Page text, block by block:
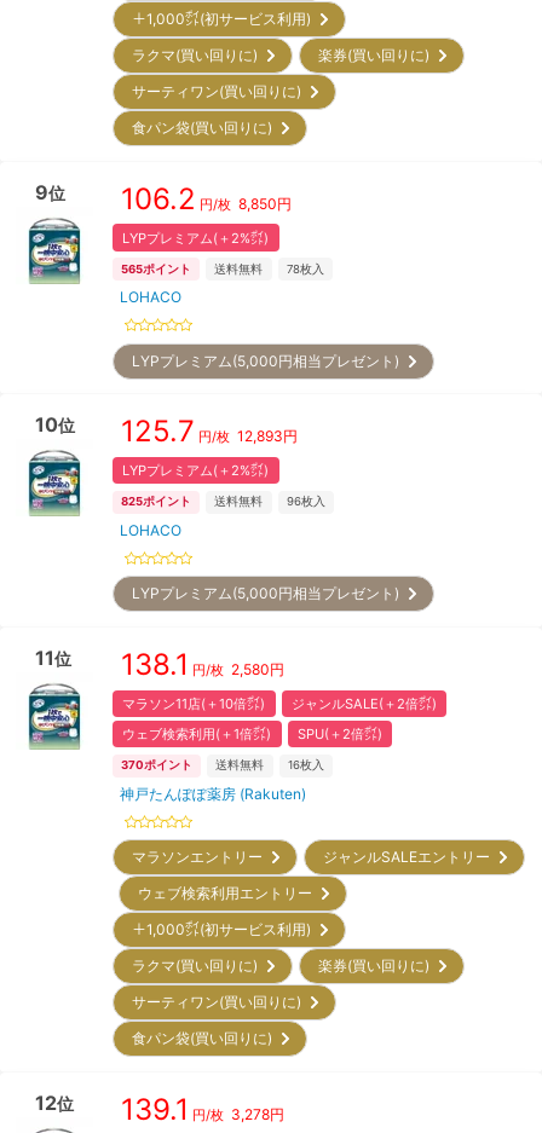
＋1,000㌽(初サービス利用)
ラクマ(買い回りに)
楽券(買い回りに)
サーティワン(買い回りに)
食パン袋(買い回りに)
9位 106.2 円/枚 8,850円
LYPプレミアム(＋2%㌽)
565ポイント 送料無料 78枚入
LOHACO
LYPプレミアム(5,000円相当プレゼント)
10位 125.7 円/枚 12,893円
LYPプレミアム(＋2%㌽)
825ポイント 送料無料 96枚入
LOHACO
LYPプレミアム(5,000円相当プレゼント)
11位 138.1 円/枚 2,580円
マラソン11店(＋10倍㌽)
ジャンルSALE(＋2倍㌽)
ウェブ検索利用(＋1倍㌽)
SPU(＋2倍㌽)
370ポイント 送料無料 16枚入
神戸たんぽぽ薬房 (Rakuten)
マラソンエントリー
ジャンルSALEエントリー
ウェブ検索利用エントリー
＋1,000㌽(初サービス利用)
ラクマ(買い回りに)
楽券(買い回りに)
サーティワン(買い回りに)
食パン袋(買い回りに)
12位 139.1 円/枚 3,278円